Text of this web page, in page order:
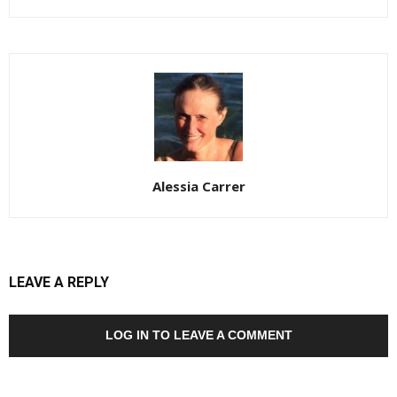
Alessia Carrer
LEAVE A REPLY
LOG IN TO LEAVE A COMMENT